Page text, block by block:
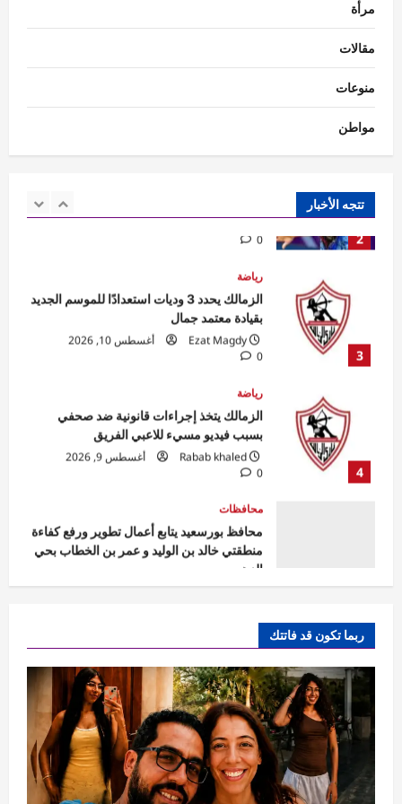
مرأة
مقالات
منوعات
مواطن
تتجه الأخبار
1
مقتل الأب أولًا واستدراج زوجته وابنتيه
الخامس
2
رياضة
بقيادة معتمد جمال
Ezat Magdy
أغسطس 10, 2026
0
رياضة
بسبب فيديو مسيء للاعبي الفريق
Rabab khaled
أغسطس 9, 2026
0
محافظات
منطقتي خالد بن الوليد و عمر بن الخطاب بحي
الزهور
Eman Sherif
أغسطس 9, 2026 0
1
الخامس
Raneem
أغسطس 10, 2026
2
تقارير رياضة
فريدة بهنس ولينا حليقة تمثلان مصر في بطولة
العالم للجمباز الإيقاعي بفرانكفورت
Ezat Magdy
أغسطس 10, 2026
0
ربما تكون قد فاتتك